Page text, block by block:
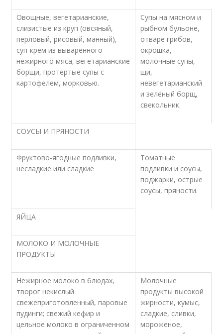
Овощные, вегетарианские,
слизистые из круп (овсяный,
перловый, рисовый, манный),
суп-крем из выварённого
нежирного мяса, вегетарианские
борщи, протёртые супы с
картофелем, морковью.
Супы на мясном и
рыбном бульоне,
отваре грибов,
окрошка,
молочные супы,
щи,
невегетарианский
и зелёный борщ,
свекольник.
СОУСЫ И ПРЯНОСТИ
Фруктово-ягодные подливки,
несладкие или сладкие
Томатные
подливки и соусы,
поджарки, острые
соусы, пряности.
ЯЙЦА
МОЛОКО И МОЛОЧНЫЕ
ПРОДУКТЫ
Нежирное молоко в блюдах,
творог некислый
свежеприготовленный, паровые
пудинги; свежий кефир и
цельное молоко в ограниченном
Молочные
продукты высокой
жирности, кумыс,
сладкие, сливки,
мороженое,